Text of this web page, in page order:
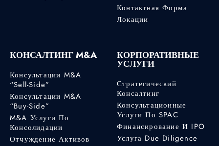
Контактная Форма
Локации
КОНСАЛТИНГ M&A
Консультации M&A
“Sell-Side”
Консультации M&A
“Buy-Side”
M&A Услуги По
Консолидации
Отчуждение Активов
КОРПОРАТИВНЫЕ
УСЛУГИ
Стратегический
Консалтинг
Консультационные
Услуги По SPAC
Финансирование И IPO
Услуга Due Diligence